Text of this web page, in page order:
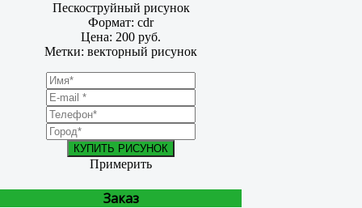
Пескоструйный рисунок
Формат: cdr
Цена: 200 руб.
Метки: векторный рисунок
КУПИТЬ РИСУНОК
Примерить
Заказ